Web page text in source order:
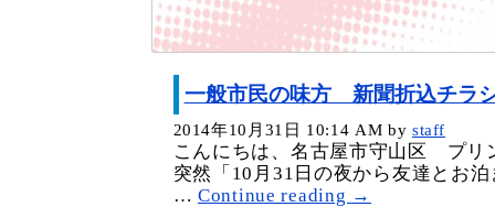
一般市民の味方 新聞折込チラ
2014年10月31日 10:14 AM by staff
こんにちは、名古屋市守山区 プリ
突然「10月31日の夜から友達とお
… Continue reading →